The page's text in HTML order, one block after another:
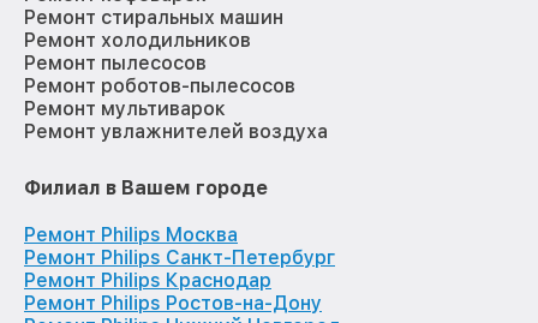
Ремонт стиральных машин
Ремонт холодильников
Ремонт пылесосов
Ремонт роботов-пылесосов
Ремонт мультиварок
Ремонт увлажнителей воздуха
Филиал в Вашем городе
Ремонт Philips Москва
Ремонт Philips Санкт-Петербург
Ремонт Philips Краснодар
Ремонт Philips Ростов-на-Дону